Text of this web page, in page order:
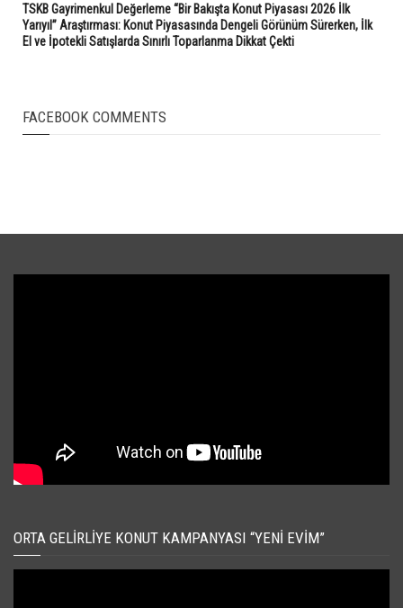
TSKB Gayrimenkul Değerleme “Bir Bakışta Konut Piyasası 2026 İlk
Yarıyıl” Araştırması: Konut Piyasasında Dengeli Görünüm Sürerken, İlk
El ve İpotekli Satışlarda Sınırlı Toparlanma Dikkat Çekti
FACEBOOK COMMENTS
ORTA GELIRLIYE KONUT KAMPANYASI “YENI EVIM”